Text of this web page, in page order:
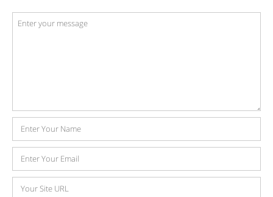
Kommentar
Name
Adresse
Website